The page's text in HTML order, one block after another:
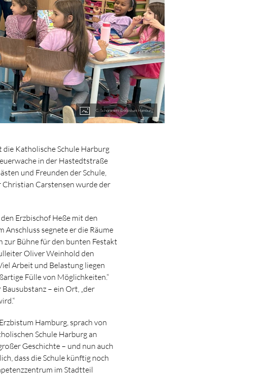
C. Schommer/ Erzbistum Hamburg
Katholische Schule Harburg
in der Hastedtstraße
und Freunden der Schule,
Carstensen wurde der
Erzbischof Heße mit den
segnete er die Räume
zur Bühne für den bunten Festakt
Oliver Weinhold den
Arbeit und Belastung liegen
Fülle von Möglichkeiten.“
– ein Ort, „der
Hamburg, sprach von
Schule Harburg an
Geschichte – und nun auch
dass die Schule künftig noch
im Stadtteil